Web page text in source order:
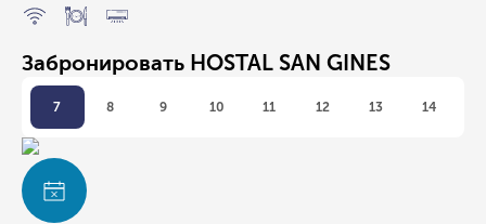
Забронировать HOSTAL SAN GINES
7 8 9 10 11 12 13 14